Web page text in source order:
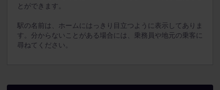
とができます。
駅の名前は、ホームにはっきり目立つように表示してありま
す。分からないことがある場合には、乗務員や地元の乗客に
尋ねてください。